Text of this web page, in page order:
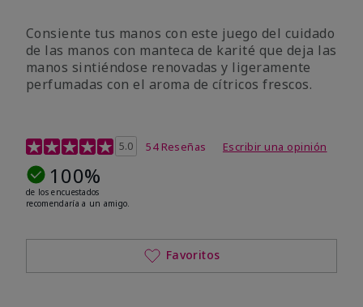
Consiente tus manos con este juego del cuidado
de las manos con manteca de karité que deja las
manos sintiéndose renovadas y ligeramente
perfumadas con el aroma de cítricos frescos.
Calificación de clientes de 4,7 de 5
5.0 54 Reseñas Escribir una opinión
100%
de los encuestados
recomendaría a un amigo.
Favoritos